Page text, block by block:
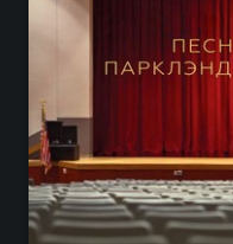
6.6 8.4